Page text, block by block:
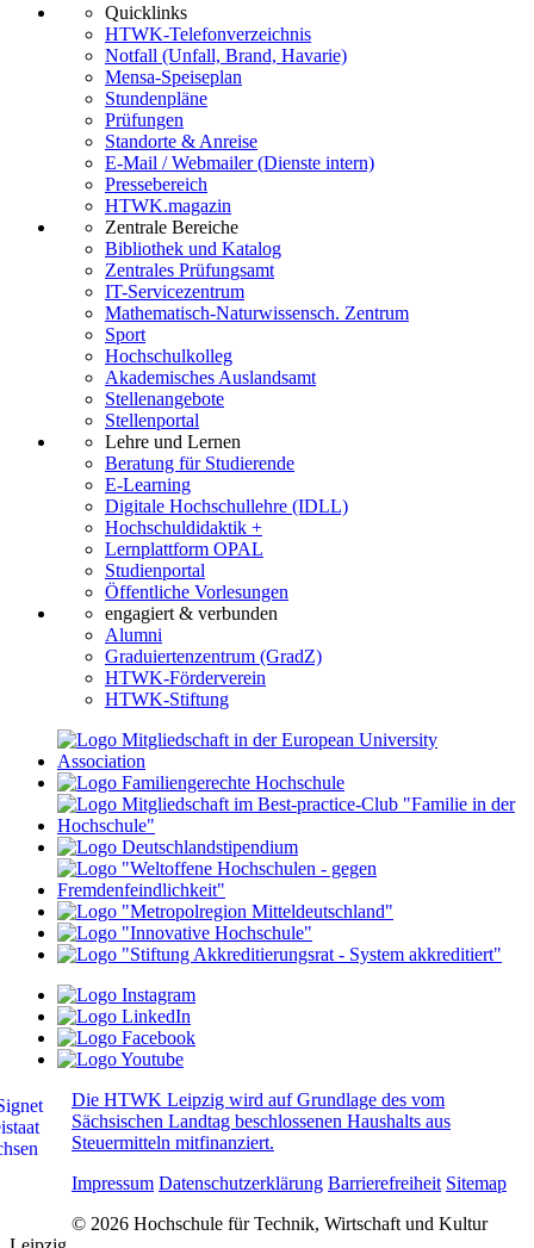
Quicklinks
HTWK-Telefonverzeichnis
Notfall (Unfall, Brand, Havarie)
Mensa-Speiseplan
Stundenpläne
Prüfungen
Standorte & Anreise
E-Mail / Webmailer (Dienste intern)
Pressebereich
HTWK.magazin
Zentrale Bereiche
Bibliothek und Katalog
Zentrales Prüfungsamt
IT-Servicezentrum
Mathematisch-Naturwissensch. Zentrum
Sport
Hochschulkolleg
Akademisches Auslandsamt
Stellenangebote
Stellenportal
Lehre und Lernen
Beratung für Studierende
E-Learning
Digitale Hochschullehre (IDLL)
Hochschuldidaktik +
Lernplattform OPAL
Studienportal
Öffentliche Vorlesungen
engagiert & verbunden
Alumni
Graduiertenzentrum (GradZ)
HTWK-Förderverein
HTWK-Stiftung
Die HTWK Leipzig wird auf Grundlage des vom
Sächsischen Landtag beschlossenen Haushalts aus
Steuermitteln mitfinanziert.
Impressum Datenschutzerklärung Barrierefreiheit Sitemap
© 2026 Hochschule für Technik, Wirtschaft und Kultur